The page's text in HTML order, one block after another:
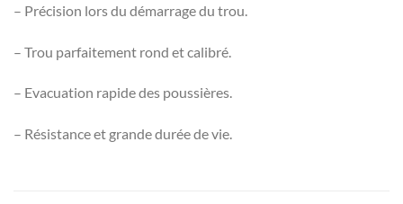
– Précision lors du démarrage du trou.
– Trou parfaitement rond et calibré.
– Evacuation rapide des poussières.
– Résistance et grande durée de vie.